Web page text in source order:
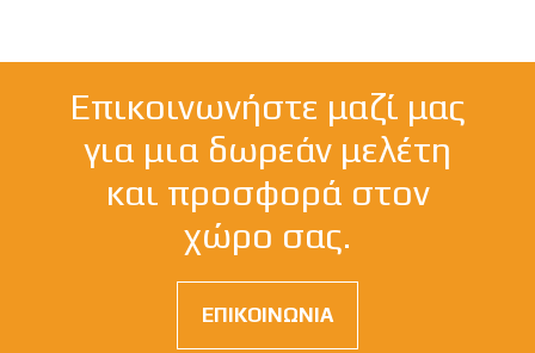
Επικοινωνήστε μαζί μας
για μια δωρεάν μελέτη
και προσφορά στον
χώρο σας.
ΕΠΙΚΟΙΝΩΝΙΑ